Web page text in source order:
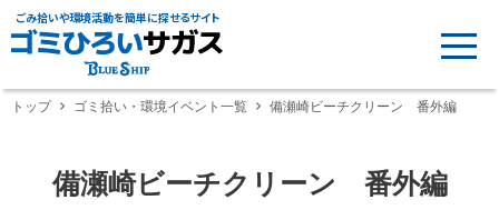
ごみ拾いや環境活動を簡単に探せるサイト
トップ ゴミ拾い・環境イベント一覧 備瀬崎ビーチクリーン 番外編
備瀬崎ビーチクリーン 番外編